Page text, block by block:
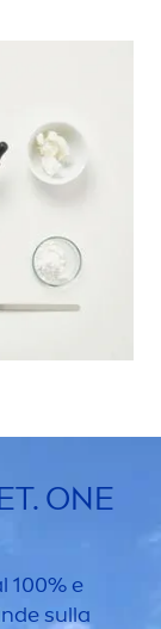
ONE
100% e
sulla